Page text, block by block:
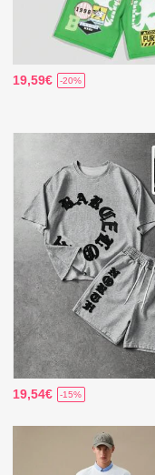
19,59€ -20%
19,54€ -15%